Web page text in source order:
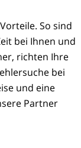
So sind
bei Ihnen und
richten Ihre
bei
und eine
Partner